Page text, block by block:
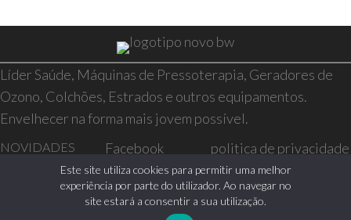
Líder Saúde, Máquinas de Pressoterapia, Geradores de
Ozono, Colchões, Estrados e outros equipamentos.
Envelhecer na forma mais jovem possível.
NOVIDADES
SAÚDE E BEM-
Facebook
Instagram
politica de privacidade
resolução de conflitos
livro de reclamações
Este site utiliza cookies para permitir uma melhor
experiência por parte do utilizador. Ao navegar no
site estará a consentir a sua utilização.